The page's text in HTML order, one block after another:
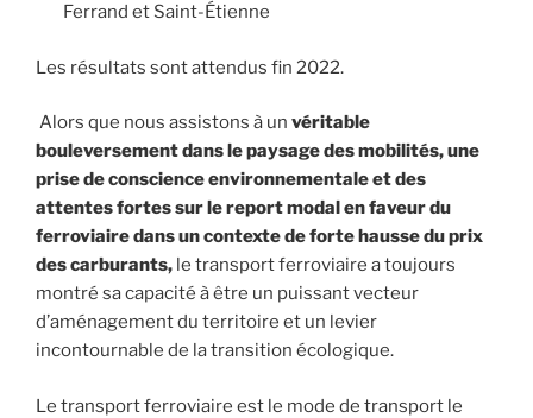
Ferrand et Saint-Étienne
Les résultats sont attendus fin 2022.
Alors que nous assistons à un véritable
bouleversement dans le paysage des mobilités, une
prise de conscience environnementale et des
attentes fortes sur le report modal en faveur du
ferroviaire dans un contexte de forte hausse du prix
des carburants, le transport ferroviaire a toujours
montré sa capacité à être un puissant vecteur
d’aménagement du territoire et un levier
incontournable de la transition écologique.
Le transport ferroviaire est le mode de transport le